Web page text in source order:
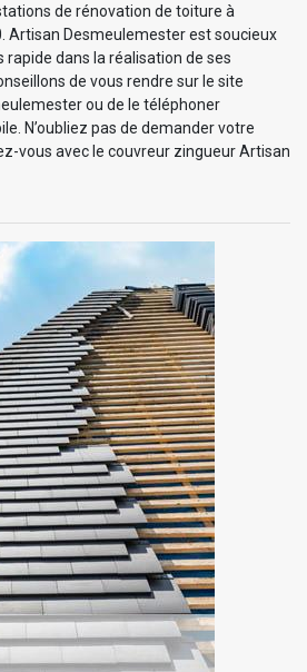
de rénovation de toiture à
Artisan Desmeulemester est soucieux
dans la réalisation de ses
de vous rendre sur le site
ou de le téléphoner
N’oubliez pas de demander votre
vous avec le couvreur zingueur Artisan